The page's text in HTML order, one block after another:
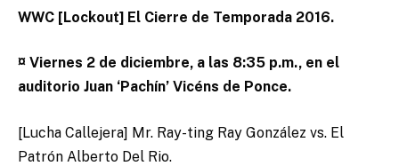
WWC [Lockout] El Cierre de Temporada 2016.
¤ Viernes 2 de diciembre, a las 8:35 p.m., en el
auditorio Juan ‘Pachín’ Vicéns de Ponce.
[Lucha Callejera] Mr. Ray-ting Ray González vs. El
Patrón Alberto Del Rio.